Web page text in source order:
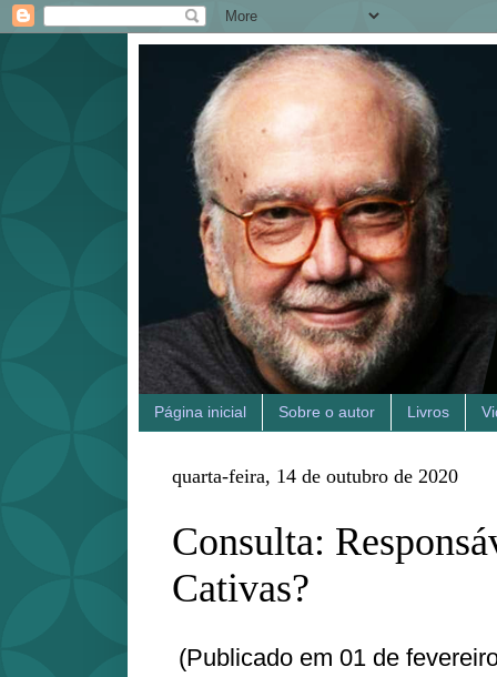
Página inicial Sobre o autor Livros
quarta-feira, 14 de outubro de 2020
Consulta:
Cativas?
(Publicado em 01 de